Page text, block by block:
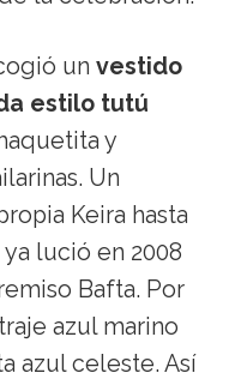
un vestido
estilo tutú
y
Un
Keira hasta
lució en 2008
Bafta. Por
azul marino
azul celeste. Así